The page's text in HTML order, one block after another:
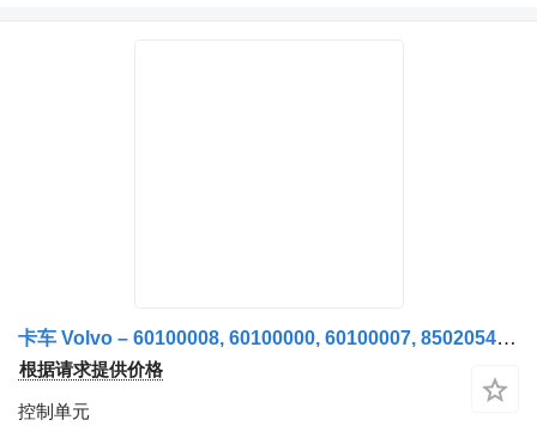
卡车 Volvo – 60100008, 60100000, 60100007, 85020544, 85026544, 21113155 的 控制单元 Unitate de Control Motor (ECU)
根据请求提供价格
控制单元